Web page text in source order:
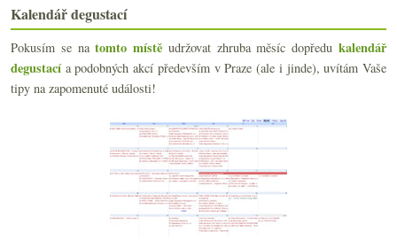
Dvě levná čerstvá bílá z Gaskoňska
Výsledky fotosoutěže „Sklenka vína v hlavní roli“
Šumivé Vinařství roku 2010
Hans Czerny nejen ročníku 2010
Merlot, Cabernet, Pinot – 3x červená Morava
Vinný SCUK s teorií i praxí
Mumm co není pravé šampaňské
Armáda proti vinařům, ženy pijí před sexem, Češi v...
Nejlepší herynek na tržnici a holandské víno
Starší Dobrá vinice – 2003 až 2005 s pár odskoky
Pár fotografií z… ?
Kalendář degustací
Pokusím se natomto místě udržovat zhruba měsíc dopředukalendář
degustacía podobných akcí především v Praze (ale i jinde), uvítám Vaše
tipy na zapomenuté události!